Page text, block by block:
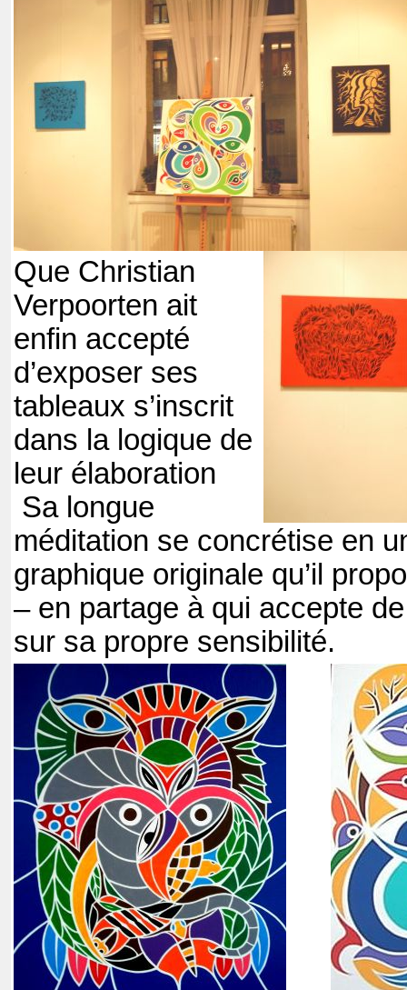
Que Christian
Verpoorten ait
enfin accepté
d’exposer ses
tableaux s’inscrit
dans la logique de
leur élaboration
Sa longue
méditation se concrétise en
graphique originale qu’il
– en partage à qui accepte
sur sa propre sensibilité.